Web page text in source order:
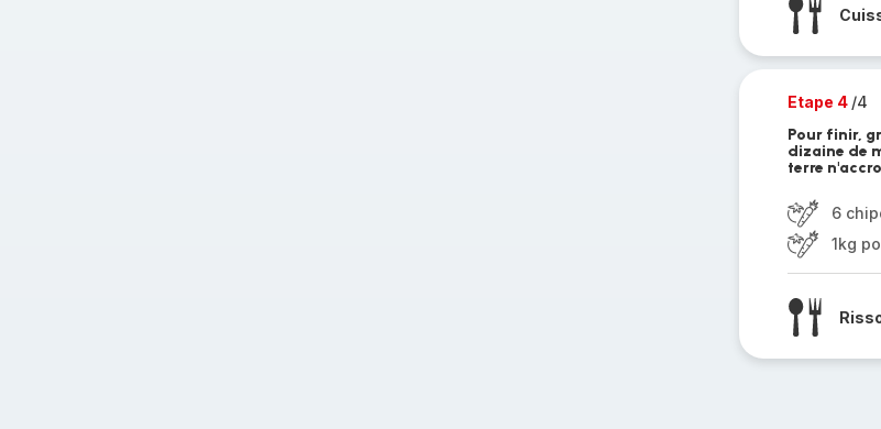
Etape 4 /4
Pour finir,
dizaine de
terre
6
1kg